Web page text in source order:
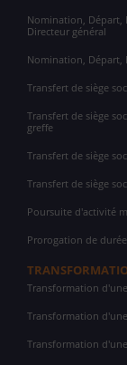
Nomination, Départ,
Directeur général
Nomination, Départ,
Transfert de siège
Transfert de siège
greffe
Transfert de siège
Transfert de siège
Poursuite d'activité
Prorogation de durée
Transformation d'une
Transformation d'une
Transformation d'une